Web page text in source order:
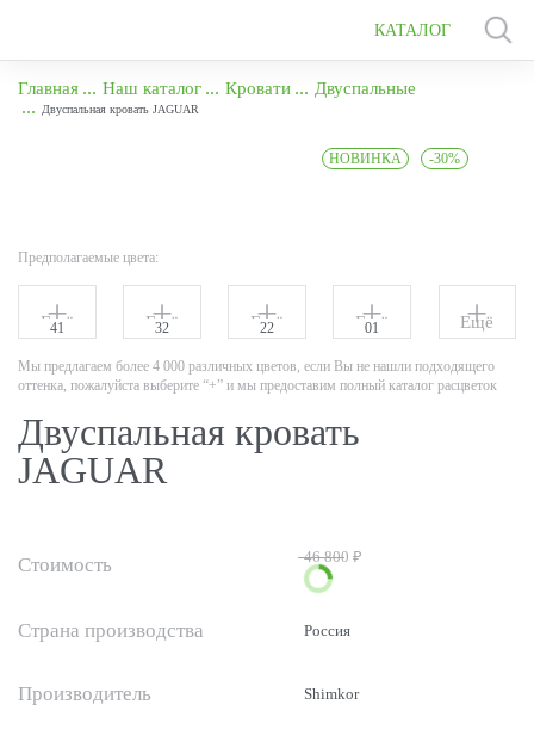
КАТАЛОГ
Главная Наш каталог Кровати Двуспальные
Двуспальная кровать JAGUAR
НОВИНКА -30%
Предполагаемые цвета:
Ещё
41 Ещё
32 Ещё
22 Ещё
01 Ещё
Мы предлагаем более 4 000 различных цветов, если Вы не нашли подходящего
оттенка, пожалуйста выберите “+” и мы предоставим полный каталог расцветок
Двуспальная кровать
JAGUAR
Стоимость 46 800 ₽
Страна производства Россия
Производитель Shimkor